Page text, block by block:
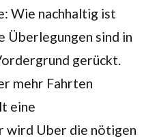
Wie nachhaltig ist
Überlegungen sind in
gerückt.
mehr Fahrten
eine
wird Uber die nötigen